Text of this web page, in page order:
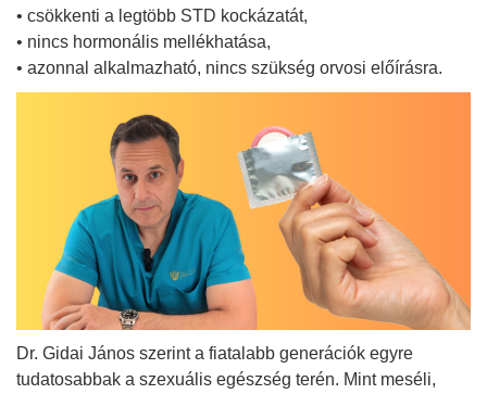
• csökkenti a legtöbb STD kockázatát,
• nincs hormonális mellékhatása,
• azonnal alkalmazható, nincs szükség orvosi előírásra.
Dr. Gidai János szerint a fiatalabb generációk egyre
tudatosabbak a szexuális egészség terén. Mint meséli,